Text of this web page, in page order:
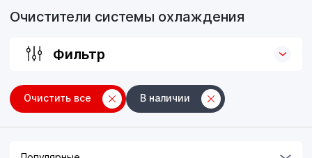
Очистители системы охлаждения
Фильтр
Очистить все В наличии